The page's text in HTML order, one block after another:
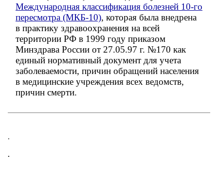
Международная классификация болезней 10-го
пересмотра (МКБ-10), которая была внедрена
в практику здравоохранения на всей
территории РФ в 1999 году приказом
Минздрава России от 27.05.97 г. №170 как
единый нормативный документ для учета
заболеваемости, причин обращений населения
в медицинские учреждения всех ведомств,
причин смерти.
.
.